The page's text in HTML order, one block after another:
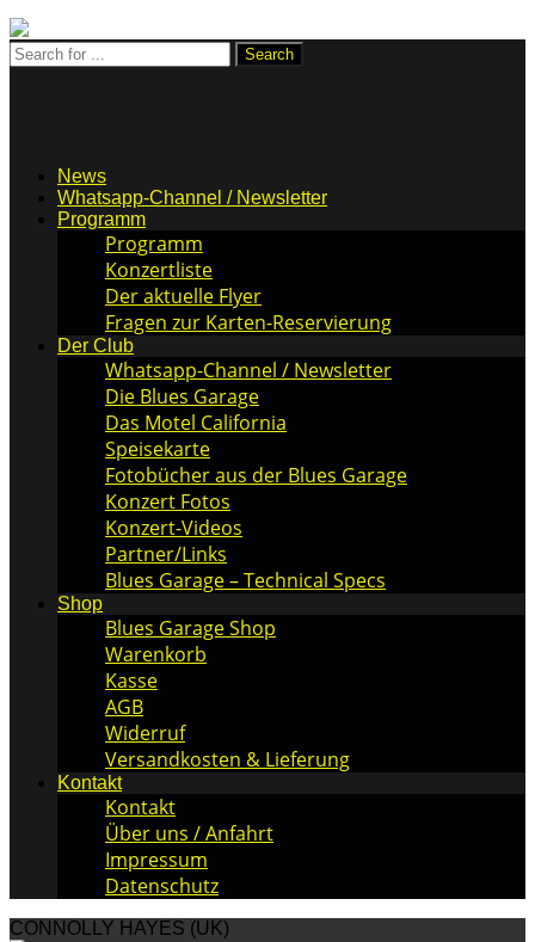
News
Whatsapp-Channel / Newsletter
Programm
Programm
Konzertliste
Der aktuelle Flyer
Fragen zur Karten-Reservierung
Der Club
Whatsapp-Channel / Newsletter
Die Blues Garage
Das Motel California
Speisekarte
Fotobücher aus der Blues Garage
Konzert Fotos
Konzert-Videos
Partner/Links
Blues Garage – Technical Specs
Shop
Blues Garage Shop
Warenkorb
Kasse
AGB
Widerruf
Versandkosten & Lieferung
Kontakt
Kontakt
Über uns / Anfahrt
Impressum
Datenschutz
CONNOLLY HAYES (UK)